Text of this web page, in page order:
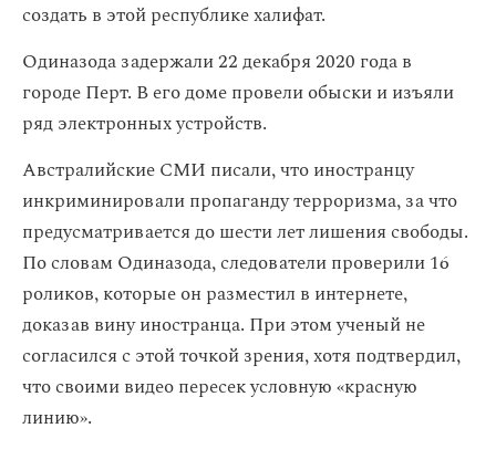
создать в этой республике халифат.
Одиназода задержали 22 декабря 2020 года в
городе Перт. В его доме провели обыски и изъяли
ряд электронных устройств.
Австралийские СМИ писали, что иностранцу
инкриминировали пропаганду терроризма, за что
предусматривается до шести лет лишения свободы.
По словам Одиназода, следователи проверили 16
роликов, которые он разместил в интернете,
доказав вину иностранца. При этом ученый не
согласился с этой точкой зрения, хотя подтвердил,
что своими видео пересек условную «красную
линию».